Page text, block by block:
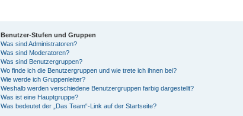
Benutzer-Stufen und Gruppen
Was sind Administratoren?
Was sind Moderatoren?
Was sind Benutzergruppen?
Wo finde ich die Benutzergruppen und wie trete ich ihnen bei?
Wie werde ich Gruppenleiter?
Weshalb werden verschiedene Benutzergruppen farbig dargestellt?
Was ist eine Hauptgruppe?
Was bedeutet der „Das Team“-Link auf der Startseite?